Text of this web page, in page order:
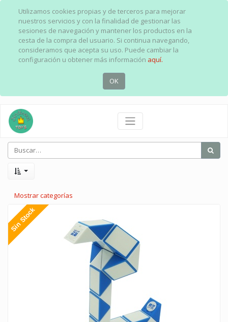
Utilizamos cookies propias y de terceros para mejorar
nuestros servicios y con la finalidad de gestionar las
sesiones de navegación y mantener los productos en la
cesta de la compra del usuario. Si continua navegando,
consideramos que acepta su uso. Puede cambiar la
configuración u obtener más información aquí.
OK
Mostrar categorías
Sin Stock